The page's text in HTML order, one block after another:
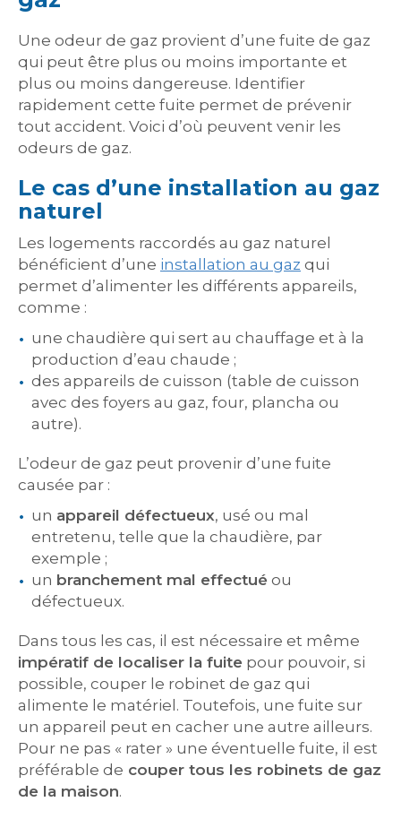
Une odeur de gaz provient d’une fuite de gaz
qui peut être plus ou moins importante et
plus ou moins dangereuse. Identifier
rapidement cette fuite permet de prévenir
tout accident. Voici d’où peuvent venir les
odeurs de gaz.
Le cas d’une installation au gaz
naturel
Les logements raccordés au gaz naturel
bénéficient d’une installation au gaz qui
permet d’alimenter les différents appareils,
comme :
une chaudière qui sert au chauffage et à la
production d’eau chaude ;
des appareils de cuisson (table de cuisson
avec des foyers au gaz, four, plancha ou
autre).
L’odeur de gaz peut provenir d’une fuite
causée par :
un appareil défectueux, usé ou mal
entretenu, telle que la chaudière, par
exemple ;
un branchement mal effectué ou
défectueux.
Dans tous les cas, il est nécessaire et même
impératif de localiser la fuite pour pouvoir, si
possible, couper le robinet de gaz qui
alimente le matériel. Toutefois, une fuite sur
un appareil peut en cacher une autre ailleurs.
Pour ne pas « rater » une éventuelle fuite, il est
préférable de couper tous les robinets de gaz
de la maison.